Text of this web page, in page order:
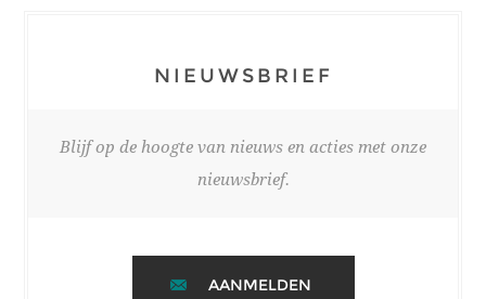
NIEUWSBRIEF
Blijf op de hoogte van nieuws en acties met onze
nieuwsbrief.
AANMELDEN